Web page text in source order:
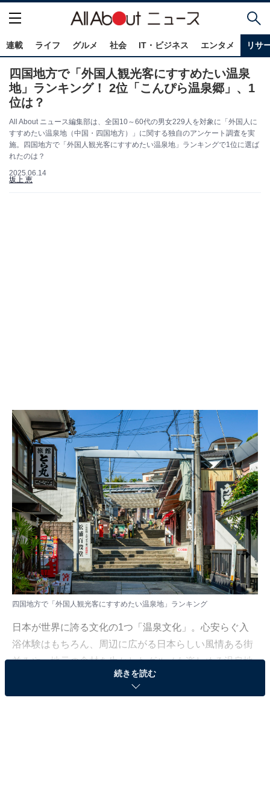
連載 ライフ グルメ 社会 IT・ビジネス エンタメ リサ
四国地方で「外国人観光客にすすめたい温泉
地」ランキング！ 2位「こんぴら温泉郷」、1
位は？
All About ニュース編集部は、全国10～60代の男女229人を対象に「外国人に
すすめたい温泉地（中国・四国地方）」に関する独自のアンケート調査を実
施。四国地方で「外国人観光客にすすめたい温泉地」ランキングで1位に選ば
れたのは？
2025.06.14
坂上 恵
四国地方で「外国人観光客にすすめたい温泉地」ランキング
日本が世界に誇る文化の1つ「温泉文化」。心安らぐ入
浴体験はもちろん、周辺に広がる日本らしい風情ある街
並みや、地元の食材を生かしたグルメも楽しめる温泉地
は、年々増加する外国人観光客にぜひおすすめしたいス
ポットです。
続きを読む